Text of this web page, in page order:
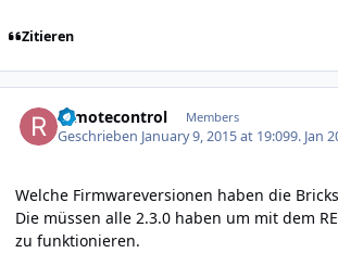
Zitieren
remotecontrol Members
Geschrieben January 9, 2015 at 19:099. Jan
Welche Firmwareversionen haben die
Die müssen alle 2.3.0 haben um mit dem
zu funktionieren.